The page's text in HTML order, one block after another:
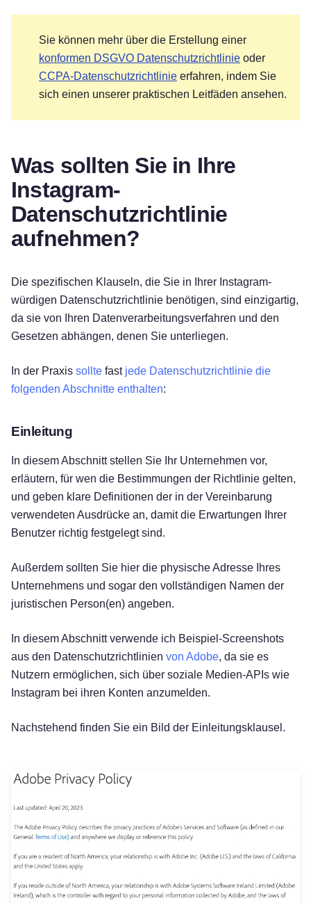
Sie können mehr über die Erstellung einer
konformen DSGVO Datenschutzrichtlinie oder
CCPA-Datenschutzrichtlinie erfahren, indem Sie
sich einen unserer praktischen Leitfäden ansehen.
Was sollten Sie in Ihre
Instagram-
Datenschutzrichtlinie
aufnehmen?
Die spezifischen Klauseln, die Sie in Ihrer Instagram-
würdigen Datenschutzrichtlinie benötigen, sind einzigartig,
da sie von Ihren Datenverarbeitungsverfahren und den
Gesetzen abhängen, denen Sie unterliegen.
In der Praxis sollte fast jede Datenschutzrichtlinie die
folgenden Abschnitte enthalten:
Einleitung
In diesem Abschnitt stellen Sie Ihr Unternehmen vor,
erläutern, für wen die Bestimmungen der Richtlinie gelten,
und geben klare Definitionen der in der Vereinbarung
verwendeten Ausdrücke an, damit die Erwartungen Ihrer
Benutzer richtig festgelegt sind.
Außerdem sollten Sie hier die physische Adresse Ihres
Unternehmens und sogar den vollständigen Namen der
juristischen Person(en) angeben.
In diesem Abschnitt verwende ich Beispiel-Screenshots
aus den Datenschutzrichtlinien von Adobe, da sie es
Nutzern ermöglichen, sich über soziale Medien-APIs wie
Instagram bei ihren Konten anzumelden.
Nachstehend finden Sie ein Bild der Einleitungsklausel.